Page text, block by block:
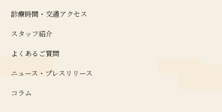
診療時間・交通アクセス
スタッフ紹介
よくあるご質問
ニュース・プレスリリース
コラム